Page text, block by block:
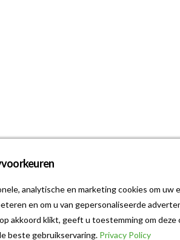
analytische en marketing cookies om uw
en om u van gepersonaliseerde
akkoord klikt, geeft u toestemming om deze
beste gebruikservaring. Privacy Policy